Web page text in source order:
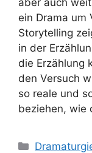
ein Drama um
Storytelling
in der
die Erzählung
den Versuch
so reale und
beziehen, wie
Kategorien